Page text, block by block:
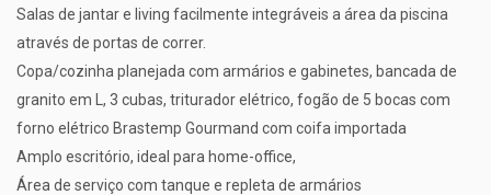
Salas de jantar e living facilmente integráveis a área da piscina
através de portas de correr.
Copa/cozinha planejada com armários e gabinetes, bancada de
granito em L, 3 cubas, triturador elétrico, fogão de 5 bocas com
forno elétrico Brastemp Gourmand com coifa importada
Amplo escritório, ideal para home-office,
Área de serviço com tanque e repleta de armários